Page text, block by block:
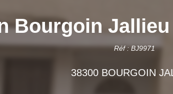
Bourgoin Jallieu
Réf : BJ9971
38300 BOURGOIN